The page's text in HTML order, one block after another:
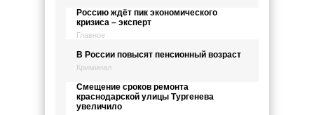
Россию ждёт пик экономического
кризиса – эксперт
Главное
В России повысят пенсионный возраст
Криминал
Смещение сроков ремонта
краснодарской улицы Тургенева
увеличило